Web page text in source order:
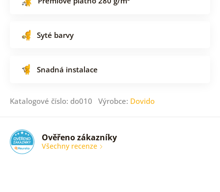
Syté barvy
Snadná instalace
Katalogové číslo: do010 Výrobce: Dovido
Ověřeno zákazníky
Všechny recenze